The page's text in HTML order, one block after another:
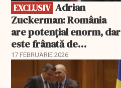
EXCLUSIV
Zuckerman: România
are potențial enorm, dar
este frânată de
corupție, companii de
stat și influența
propagandei ruse
17 FEBRUARIE 2026